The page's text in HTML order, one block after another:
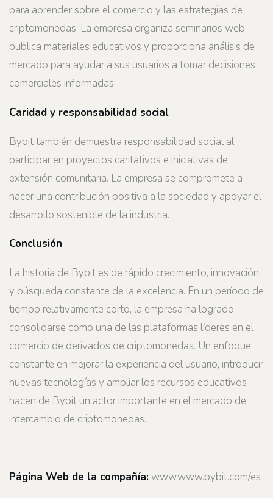
para aprender sobre el comercio y las estrategias de
criptomonedas. La empresa organiza seminarios web,
publica materiales educativos y proporciona análisis de
mercado para ayudar a sus usuarios a tomar decisiones
comerciales informadas.
Caridad y responsabilidad social
Bybit también demuestra responsabilidad social al
participar en proyectos caritativos e iniciativas de
extensión comunitaria. La empresa se compromete a
hacer una contribución positiva a la sociedad y apoyar el
desarrollo sostenible de la industria.
Conclusión
La historia de Bybit es de rápido crecimiento, innovación
y búsqueda constante de la excelencia. En un período de
tiempo relativamente corto, la empresa ha logrado
consolidarse como una de las plataformas líderes en el
comercio de derivados de criptomonedas. Un enfoque
constante en mejorar la experiencia del usuario, introducir
nuevas tecnologías y ampliar los recursos educativos
hacen de Bybit un actor importante en el mercado de
intercambio de criptomonedas.
Página Web de la compañía: www.www.bybit.com/es